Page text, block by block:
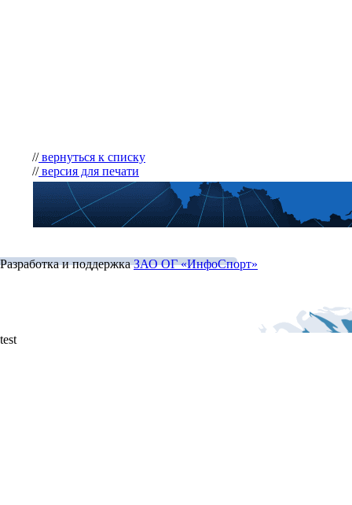
//вернуться к списку
//версия для печати
Разработка и поддержкаЗАО ОГ «ИнфоСпорт»
test